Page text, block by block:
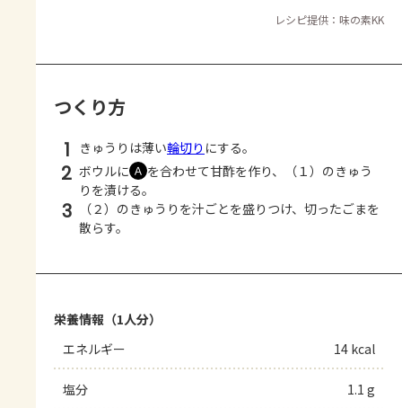
レシピ提供：味の素KK
つくり方
1 きゅうりは薄い輪切り にする。
2 ボウルに Ａ を合わせて甘酢を作り、（１）のきゅう
りを漬ける。
3
（２）のきゅうりを汁ごとを盛りつけ、切ったごまを
散らす。
栄養情報（1人分）
エネルギー
14 kcal
塩分 1.1 g